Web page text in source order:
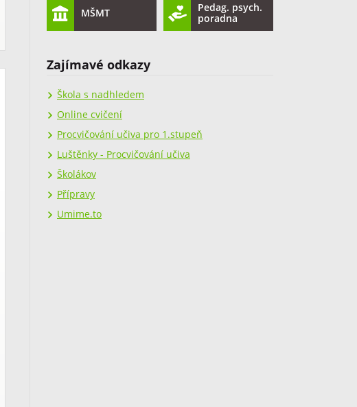
MŠMT
Pedag. psych.
poradna
Zajímavé odkazy
Škola s nadhledem
Online cvičení
Procvičování učiva pro 1.stupeň
Luštěnky - Procvičování učiva
Školákov
Přípravy
Umime.to